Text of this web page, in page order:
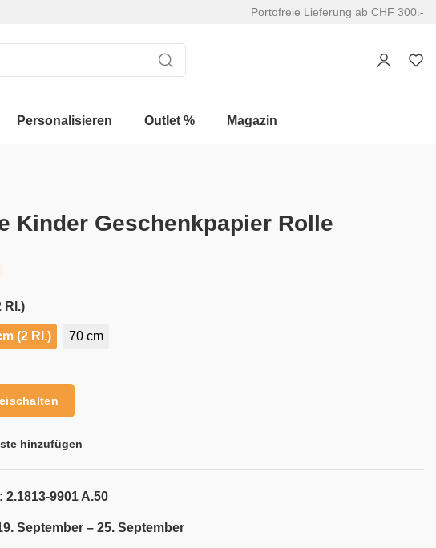
Portofreie Lieferung ab CHF 300.-
Personalisieren Outlet % Magazin
Kinder Geschenkpapier Rolle
Rl.)
(2 Rl.) 70 cm
hinzufügen
2.1813-9901 A.50
September – 25. September